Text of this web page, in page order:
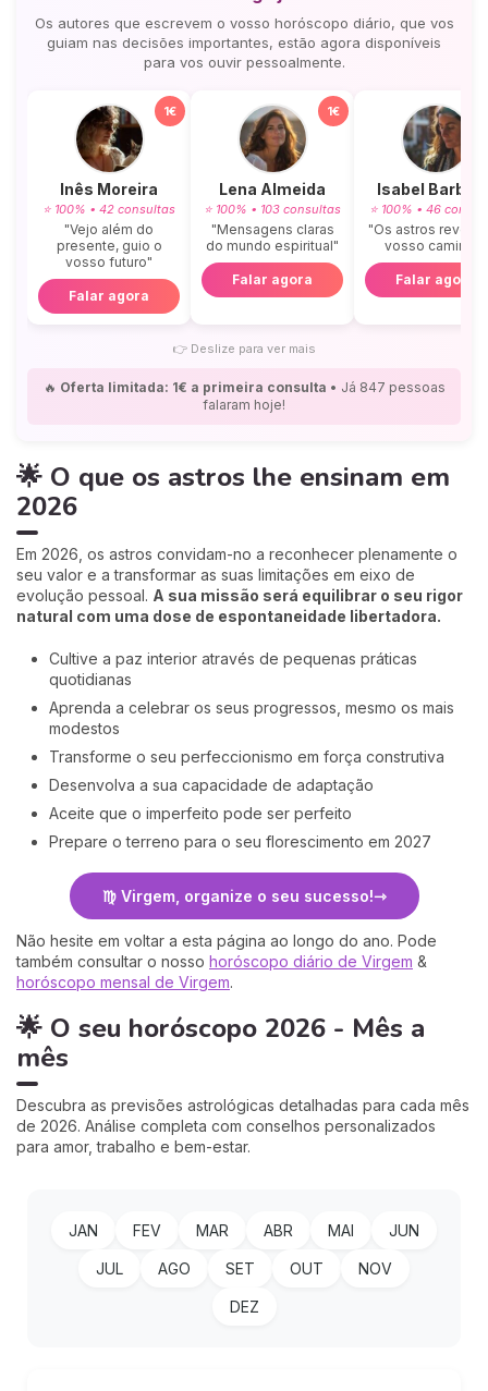
Os autores que escrevem o vosso horóscopo diário, que vos
guiam nas decisões importantes, estão agora disponíveis
para vos ouvir pessoalmente.
1€
Inês Moreira
⭐ 100% • 42 consultas
"Vejo além do
presente, guio o
vosso futuro"
Falar agora
1€
Lena Almeida
⭐ 100% • 103 consultas
"Mensagens claras
do mundo espiritual"
Falar agora
Isabel
⭐ 100% • 46
"Os astros
vosso caminho"
Falar agora
👉Deslize para ver mais
🔥 Oferta limitada: 1€ a primeira consulta • Já 847 pessoas
falaram hoje!
🌟 O que os astros lhe ensinam em
2026
Em 2026, os astros convidam-no a reconhecer plenamente o
seu valor e a transformar as suas limitações em eixo de
evolução pessoal. A sua missão será equilibrar o seu rigor
natural com uma dose de espontaneidade libertadora.
Cultive a paz interior através de pequenas práticas
quotidianas
Aprenda a celebrar os seus progressos, mesmo os mais
modestos
Transforme o seu perfeccionismo em força construtiva
Desenvolva a sua capacidade de adaptação
Aceite que o imperfeito pode ser perfeito
Prepare o terreno para o seu florescimento em 2027
♍ Virgem, organize o seu sucesso!
Não hesite em voltar a esta página ao longo do ano. Pode
também consultar o nosso horóscopo diário de Virgem &
horóscopo mensal de Virgem.
🌟 O seu horóscopo 2026 - Mês a
mês
Descubra as previsões astrológicas detalhadas para cada mês
de 2026. Análise completa com conselhos personalizados
para amor, trabalho e bem-estar.
JAN FEV MAR ABR MAI JUN
JUL AGO SET OUT NOV
DEZ